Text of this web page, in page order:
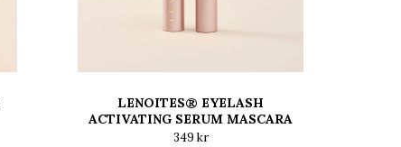
LENOITES® EYELASH
ACTIVATING SERUM MASCARA
349 kr